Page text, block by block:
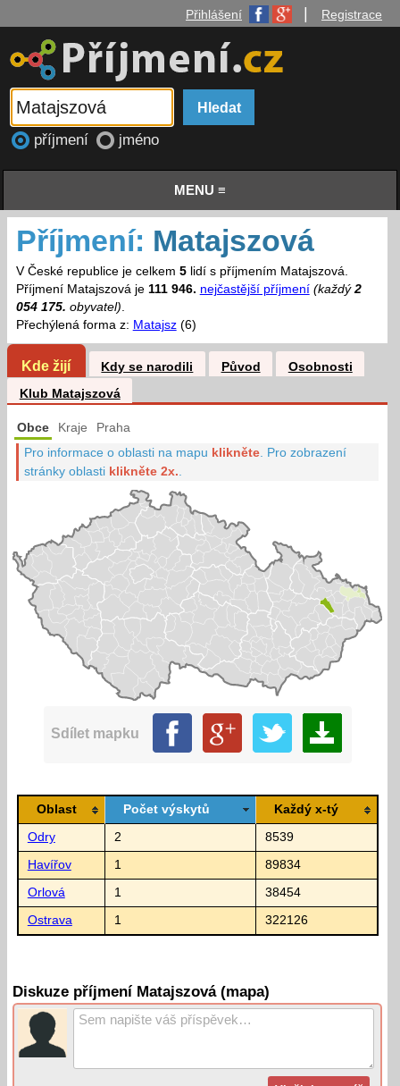
Přihlášení Registrace
příjmení jméno
MENU ≡
Příjmení: Matajszová
V České republice je celkem 5lidí s příjmením Matajszová.
Příjmení Matajszová je 111 946. nejčastější příjmení (každý2
054 175. obyvatel).
Přechýlená forma z: Matajsz(6)
Kde žijí Kdy se narodili Původ
Osobnosti
Klub Matajszová
Obce Kraje Praha
Pro informace o oblasti na mapu klikněte Pro zobrazení
stránky oblasti klikněte 2x.
Sdílet mapku
Oblast Počet výskytů Každý x-tý
Odry 2 8539
Havířov 1 89834
Orlová 1 38454
Ostrava 1 322126
Diskuze příjmení Matajszová (mapa)